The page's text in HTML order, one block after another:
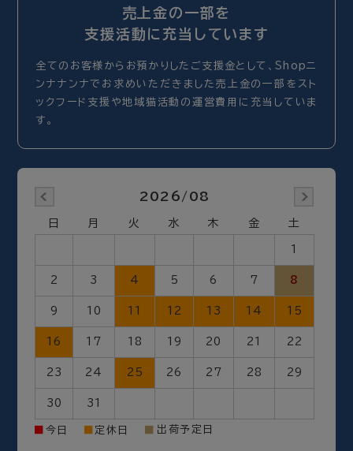
売上金の一部を
支援活動に充当しています
全てのお客様からお預かりしたご支援金として、Shopニ
ンナナンナでお求めいただきました売上金の一部をスト
ックフード支援や地域猫活動の運営費用に充当していま
す。
2026/08
日 月 火 水 木 金 土
1
2 3 4 5 6 7 8
9 10 11 12 13 14 15
16 17 18 19 20 21 22
23 24 25 26 27 28 29
30 31
今日 定休日 出荷予定日